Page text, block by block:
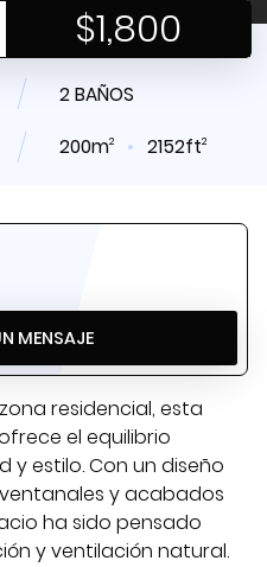
2 BAÑOS
200m2 2152ft2
$1,800
MENSAJE
residencial, esta
el equilibrio
estilo. Con un diseño
y acabados
ha sido pensado
y ventilación natural.